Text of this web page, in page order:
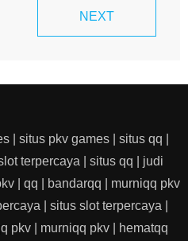
NEXT
situs pkv games situs qq
terpercaya situs qq
judi
qq bandarqq
murniqq pkv
situs slot terpercaya
pkv murniqq pkv hematqq